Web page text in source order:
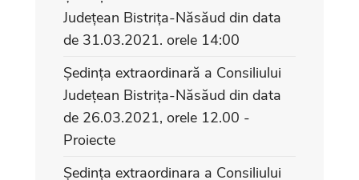
Județean Bistrița-Năsăud din data
de 31.03.2021. orele 14:00
Ședința extraordinară a Consiliului
Județean Bistrița-Năsăud din data
de 26.03.2021, orele 12.00 -
Proiecte
Ședința extraordinara a Consiliului